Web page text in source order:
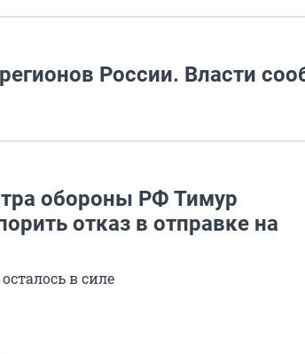
России. Власти
обороны РФ Тимур
отказ в отправке на
в силе